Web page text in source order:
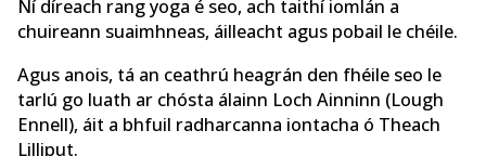
Ní díreach rang yoga é seo, ach taithí iomlán a
chuireann suaimhneas, áilleacht agus pobail le chéile.
Agus anois, tá an ceathrú heagrán den fhéile seo le
tarlú go luath ar chósta álainn Loch Ainninn (Lough
Ennell), áit a bhfuil radharcanna iontacha ó Theach
Lilliput.